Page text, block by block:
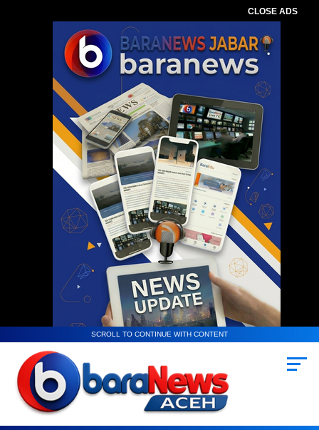
CLOSE ADS
SCROLL TO CONTINUE WITH CONTENT